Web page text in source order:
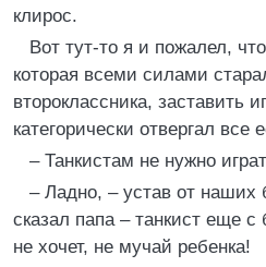
клирос.
Вот тут-то я и пожалел,
которая всеми силами
второклассника, заставить
категорически отвергал все
– Танкистам не нужно
– Ладно, – устав от наших
сказал папа – танкист еще
не хочет, не мучай ребенка!